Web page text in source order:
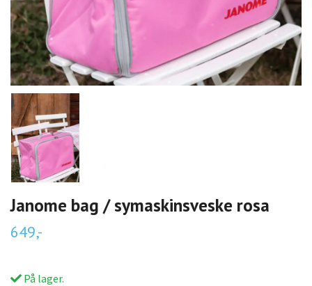
Janome bag / symaskinsveske rosa
649,-
På lager.